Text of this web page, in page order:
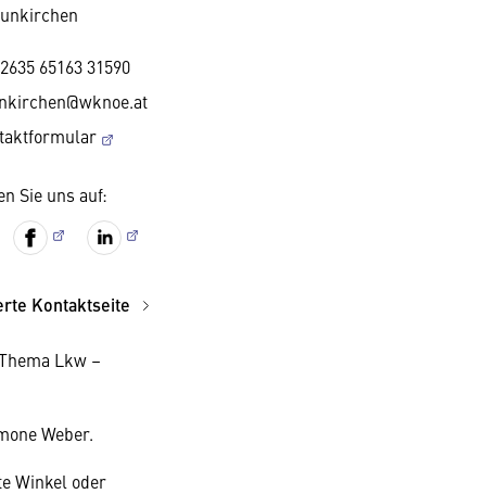
65163 31590
Sie uns auf:
Kontaktseite
Lkw –
Weber.
Winkel oder